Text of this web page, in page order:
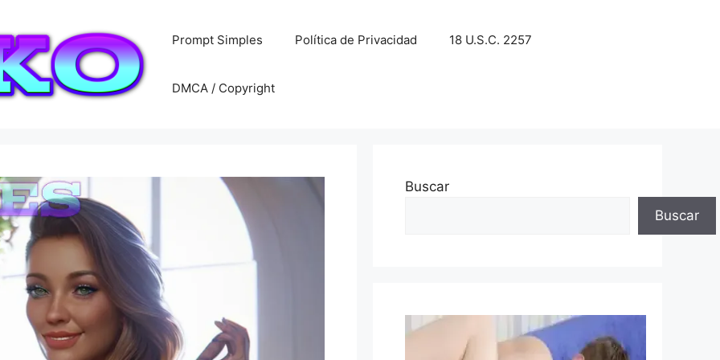
Prompt Simples Política de Privacidad 18 U.S.C. 2257
DMCA / Copyright
Buscar
Buscar